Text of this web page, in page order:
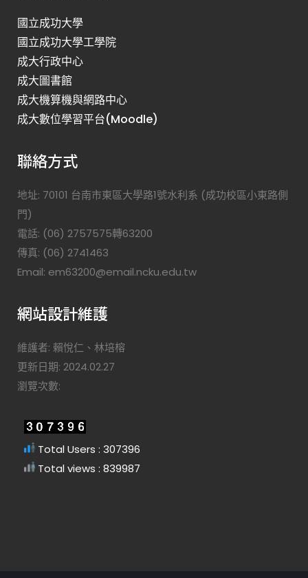
國立成功大學
國立成功大學工學院
成大行政中心
成大圖書館
成大機算機與網路中心
成大數位學習平台(Moodle)
聯絡方式
地址: 70101 台南市東區大學路1號水利系 (成功校區小東路側
門)
電話: (06) 2757575轉63200
傳真: (06) 2741463
Email: em63200@email.ncku.edu.tw
網站設計維護
維護者: 賴悅仁、林培榕
更新日期: 2024.02.27
瀏覽次數:
Total Users : 307396
Total views : 839987